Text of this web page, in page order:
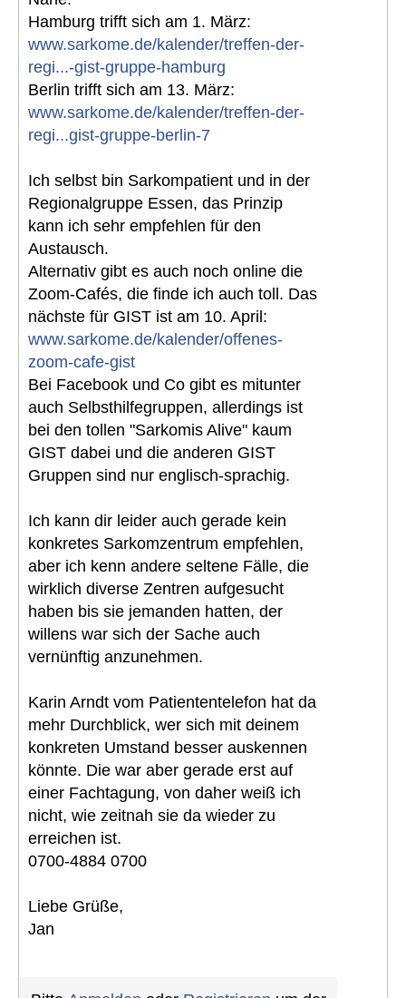
Hamburg trifft sich am 1. März:
www.sarkome.de/kalender/treffen-der-
regi...-gist-gruppe-hamburg
Berlin trifft sich am 13. März:
www.sarkome.de/kalender/treffen-der-
regi...gist-gruppe-berlin-7
Ich selbst bin Sarkompatient und in der
Regionalgruppe Essen, das Prinzip
kann ich sehr empfehlen für den
Austausch.
Alternativ gibt es auch noch online die
Zoom-Cafés, die finde ich auch toll. Das
nächste für GIST ist am 10. April:
www.sarkome.de/kalender/offenes-
zoom-cafe-gist
Bei Facebook und Co gibt es mitunter
auch Selbsthilfegruppen, allerdings ist
bei den tollen "Sarkomis Alive" kaum
GIST dabei und die anderen GIST
Gruppen sind nur englisch-sprachig.
Ich kann dir leider auch gerade kein
konkretes Sarkomzentrum empfehlen,
aber ich kenn andere seltene Fälle, die
wirklich diverse Zentren aufgesucht
haben bis sie jemanden hatten, der
willens war sich der Sache auch
vernünftig anzunehmen.
Karin Arndt vom Patiententelefon hat da
mehr Durchblick, wer sich mit deinem
konkreten Umstand besser auskennen
könnte. Die war aber gerade erst auf
einer Fachtagung, von daher weiß ich
nicht, wie zeitnah sie da wieder zu
erreichen ist.
0700-4884 0700
Liebe Grüße,
Jan